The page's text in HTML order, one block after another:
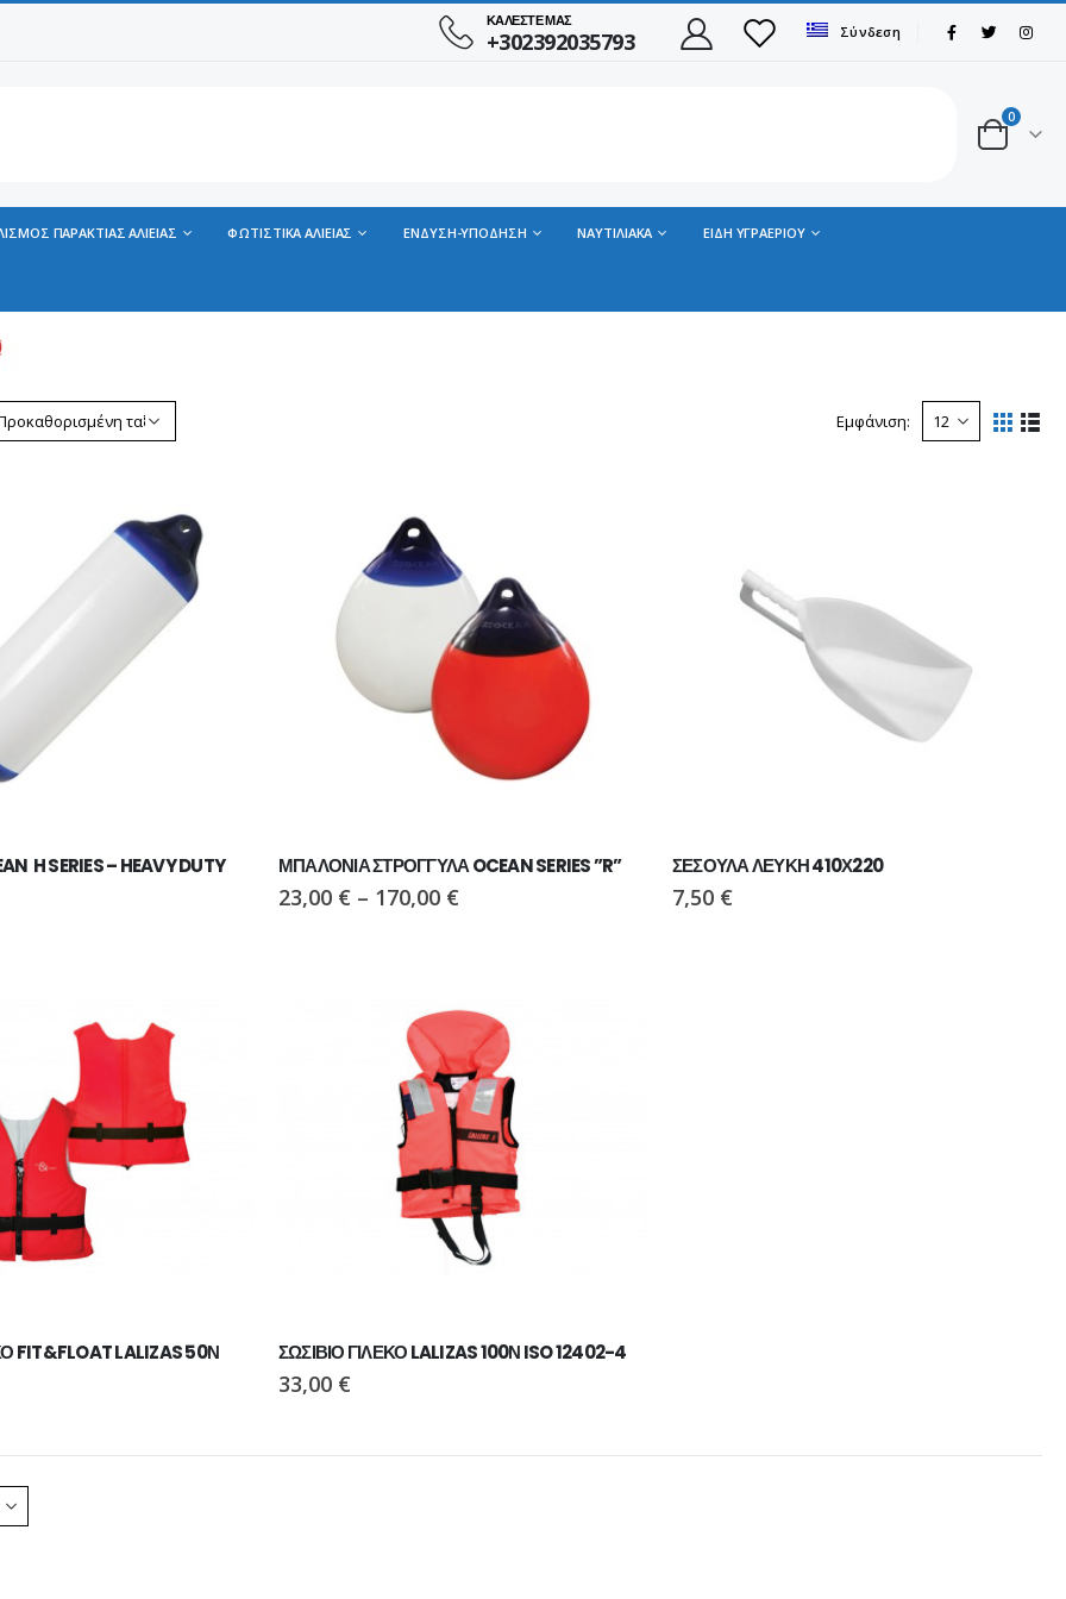
ΚΑΛΕΣΤΕ ΜΑΣ
+302392035793 Σύνδεση
0
ΠΑΡΑΚΤΙΑΣ ΑΛΙΕΙΑΣ ΦΩΤΙΣΤΙΚΑ ΑΛΙΕΙΑΣ ΕΝΔΥΣΗ-ΥΠΟΔΗΣΗ ΝΑΥΤΙΛΙΑΚΑ ΕΙΔΗ ΥΓΡΑΕΡΙΟΥ
Εμφάνιση:
H SERIES – HEAVY DUTY ΜΠΑΛΟΝΙΑ ΣΤΡΟΓΓΥΛΑ OCEAN SERIES ”R”
23,00 €– 170,00 €
ΣΕΣΟΥΛΑ ΛΕΥΚΗ 410Χ220
7,50 €
FIT&FLOAT LALIZAS 50Ν ΣΩΣΙΒΙΟ ΓΙΛΕΚΟ LALIZAS 100Ν ISO 12402-4
33,00 €
PAVEPORT NEO ΜΠΟΤΑΚΙ PAVEPORT NEO